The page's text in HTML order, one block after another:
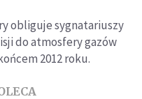
obliguje sygnatariuszy
do atmosfery gazów
2012 roku.